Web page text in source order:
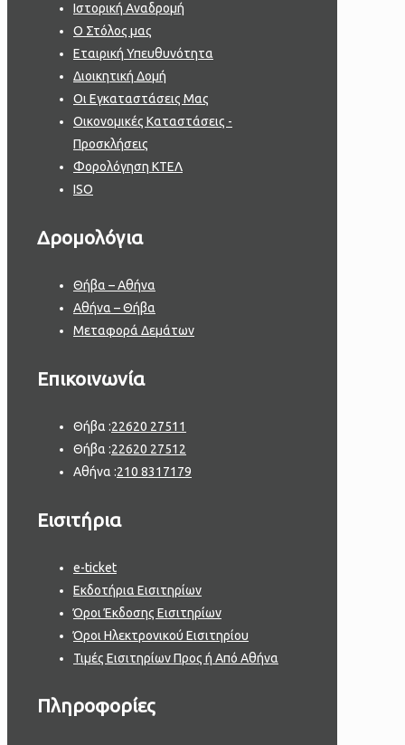
Ιστορική Αναδρομή
Ο Στόλος μας
Εταιρική Υπευθυνότητα
Διοικητική Δομή
Οι Εγκαταστάσεις Μας
Οικονομικές Καταστάσεις -
Προσκλήσεις
Φορολόγηση ΚΤΕΛ
ISO
Δρομολόγια
Θήβα – Αθήνα
Αθήνα – Θήβα
Μεταφορά Δεμάτων
Επικοινωνία
Θήβα :22620 27511
Θήβα :22620 27512
Αθήνα :210 8317179
Εισιτήρια
e-ticket
Εκδοτήρια Εισιτηρίων
Όροι Έκδοσης Εισιτηρίων
Όροι Ηλεκτρονικού Εισιτηρίου
Τιμές Εισιτηρίων Προς ή Από Αθήνα
Πληροφορίες